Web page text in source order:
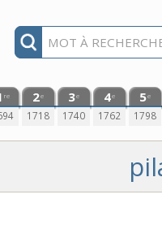
re 2e
1718
3e
1740
4e
1762
5e
1798